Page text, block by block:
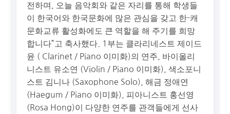
전하며, 오늘 음악회와 같은 자리를 통해 학생들
이 한국어와 한국문화에 많은 관심을 갖고 한-캐
문화교류 활성화에도 큰 역할을 해 주기를 희망
합니다”고 축사했다. 1부는 클라리네스트 제이드
윤 ( Clarinet / Piano 이미화)의 연주, 바이올리
니스트 유소연 (Violin / Piano 이미화), 색소포니
스트 김니나 (Saxophone Solo), 해금 정애연
(Haegum / Piano 이미화), 피아니스트 홍선영
(Rosa Hong)이 다양한 연주를 관객들에게 선사